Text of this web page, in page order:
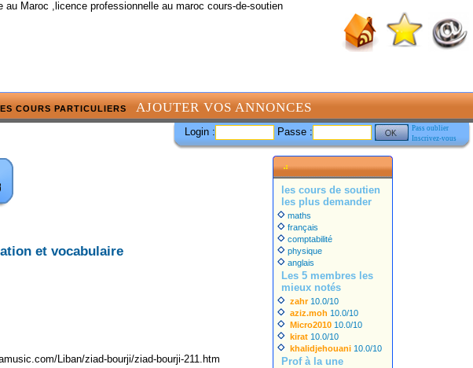
Maroc ,licence professionnelle au maroc cours-de-soutien
COURS PARTICULIERS AJOUTER VOS ANNONCES
Login : Passe :
Pass oublier
Inscrivez-vous
et vocabulaire
Liban/ziad-bourji/ziad-bourji-211.htm
les cours de soutien
les plus demander
maths
français
comptabilité
physique
anglais
Les 5 membres les
mieux notés
zahr 10.0/10
aziz.moh 10.0/10
Micro2010 10.0/10
kirat 10.0/10
khalidjehouani 10.0/10
Prof à la une